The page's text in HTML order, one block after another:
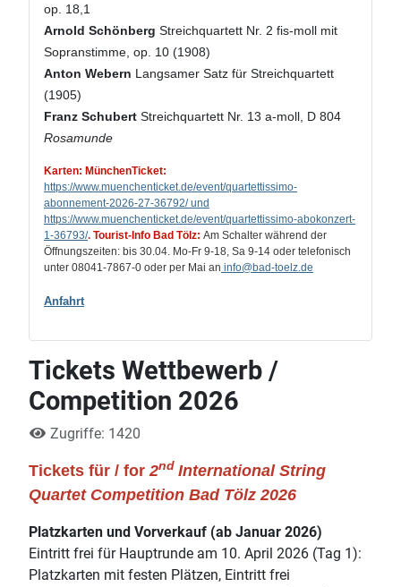
op. 18,1
Arnold Schönberg Streichquartett Nr. 2 fis-moll mit
Sopranstimme, op. 10 (1908)
Anton Webern Langsamer Satz für Streichquartett
(1905)
Franz Schubert Streichquartett Nr. 13 a-moll, D 804
Rosamunde
Karten: MünchenTicket:
https://www.muenchenticket.de/event/quartettissimo-
abonnement-2026-27-36792/ und
https://www.muenchenticket.de/event/quartettissimo-abokonzert-
1-36793/. Tourist-Info Bad Tölz: Am Schalter während der
Öffnungszeiten: bis 30.04. Mo-Fr 9-18, Sa 9-14 oder telefonisch
unter 08041-7867-0 oder per Mai an info@bad-toelz.de
Anfahrt
Tickets Wettbewerb /
Competition 2026
Zugriffe: 1420
Tickets für / for2nd International String
Quartet Competition Bad Tölz 2026
Platzkarten und Vorverkauf (ab Januar 2026)
Eintritt frei für Hauptrunde am 10. April 2026 (Tag 1):
Platzkarten mit festen Plätzen, Eintritt frei